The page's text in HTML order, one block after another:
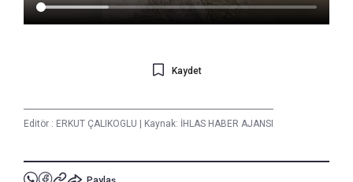
Kaydet
Editör : ERKUT ÇALIKOGLU Kaynak: İHLAS HABER AJANSI